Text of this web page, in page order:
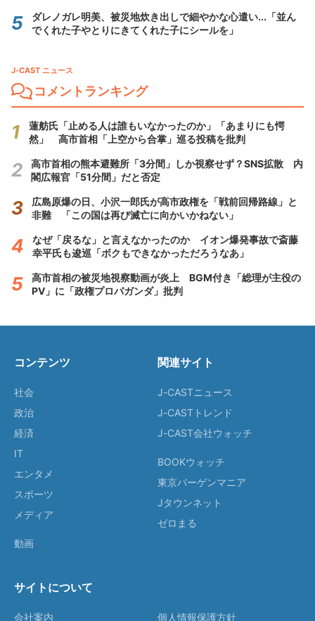
ダレノガレ明美、被災地炊き出しで細やかな心遣い...「並ん
でくれた子やとりにきてくれた子にシールを」
J-CAST ニュース
コメントランキング
蓮舫氏「止める人は誰もいなかったのか」「あまりにも愕
然」 高市首相「上空から合掌」巡る投稿を批判
高市首相の熊本避難所「3分間」しか視察せず？SNS拡散 内
閣広報官「51分間」だと否定
広島原爆の日、小沢一郎氏が高市政権を「戦前回帰路線」と
非難 「この国は再び滅亡に向かいかねない」
なぜ「戻るな」と言えなかったのか イオン爆発事故で斎藤
幸平氏も逡巡「ボクもできなかっただろうなあ」
高市首相の被災地視察動画が炎上 BGM付き「総理が主役の
PV」に「政権プロパガンダ」批判
コンテンツ
社会
政治
経済
IT
エンタメ
スポーツ
メディア
動画
関連サイト
J-CASTニュース
J-CASTトレンド
J-CAST会社ウォッチ
BOOKウォッチ
東京バーゲンマニア
Jタウンネット
ゼロまる
サイトについて
会社案内 個人情報保護方針